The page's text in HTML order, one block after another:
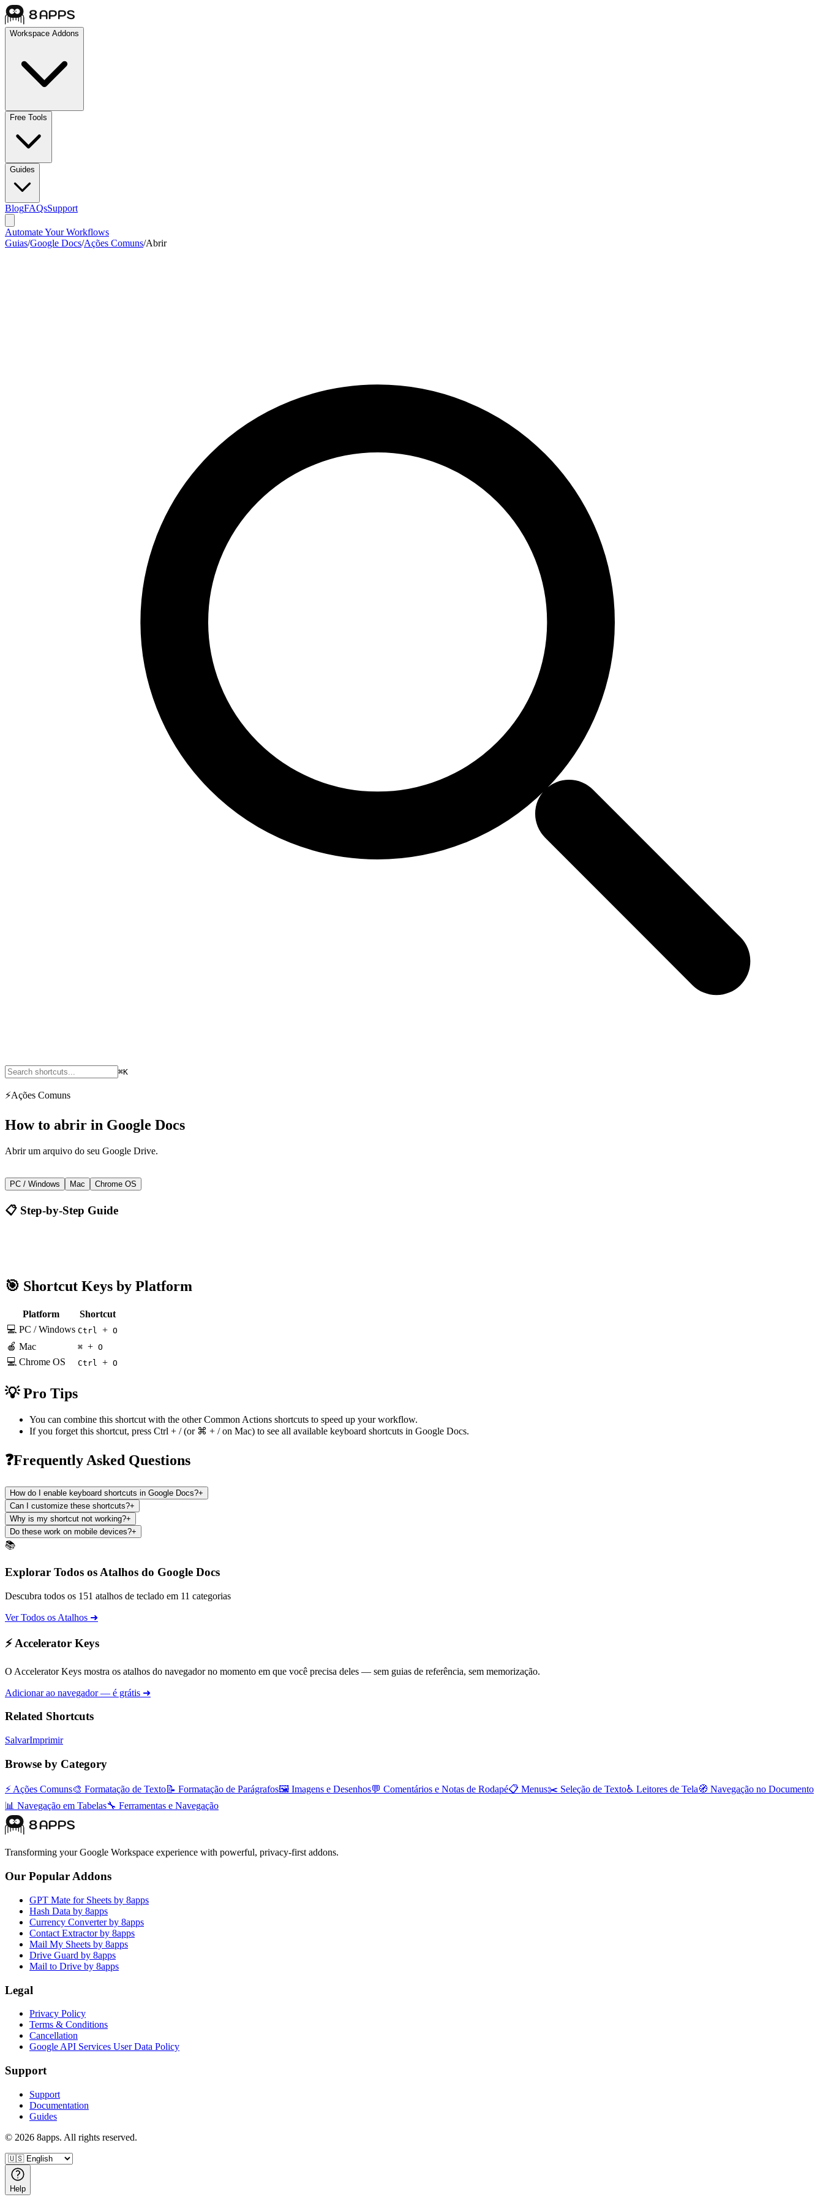
Workspace Addons
Free Tools
Guides
BlogFAQsSupport
Automate Your Workflows
Guias/Google Docs/Ações Comuns/Abrir
⌘K
⚡Ações Comuns
How to abrir in Google Docs
Abrir um arquivo do seu Google Drive.
Ctrl+O
PC / Windows Mac Chrome OS
📋 Step-by-Step Guide
🎯 Shortcut Keys by Platform
Platform
Shortcut
💻 PC / Windows Ctrl + O
🍎 Mac ⌘ + O
💻 Chrome OS Ctrl + O
💡 Pro Tips
You can combine this shortcut with the otherCommon Actions shortcuts to speed up your workflow.
If you forget this shortcut, press Ctrl + /(or ⌘ + /on Mac) to see all available keyboard shortcuts in Google Docs.
❓Frequently Asked Questions
How do I enable keyboard shortcuts in Google Docs?+
Can I customize these shortcuts?+
Why is my shortcut not working?+
Do these work on mobile devices?+
📚
Explorar Todos os Atalhos do Google Docs
Descubra todos os 151 atalhos de teclado em 11 categorias
Ver Todos os Atalhos ➜
⚡ Accelerator Keys
O Accelerator Keys mostra os atalhos do navegador no momento em que você precisa deles — sem guias de referência, sem memorização.
Adicionar ao navegador — é grátis ➜
Related Shortcuts
SalvarImprimir
Browse by Category
⚡Ações Comuns🎨 Formatação de Texto📝 Formatação de Parágrafos🖼️ Imagens e Desenhos💬 Comentários e Notas de Rodapé📋 Menus✂️ Seleção de Texto♿ Leitores de Tela🧭 Navegação no Documento
📊 Navegação em Tabelas🔧 Ferramentas e Navegação
Transforming your Google Workspace experience with powerful, privacy-first addons.
Our Popular Addons
GPT Mate for Sheets by 8apps
Hash Data by 8apps
Currency Converter by 8apps
Contact Extractor by 8apps
Mail My Sheets by 8apps
Drive Guard by 8apps
Mail to Drive by 8apps
Legal
Privacy Policy
Terms & Conditions
Cancellation
Google API Services User Data Policy
Support
Support
Documentation
Guides
© 2026 8apps. All rights reserved.
Help